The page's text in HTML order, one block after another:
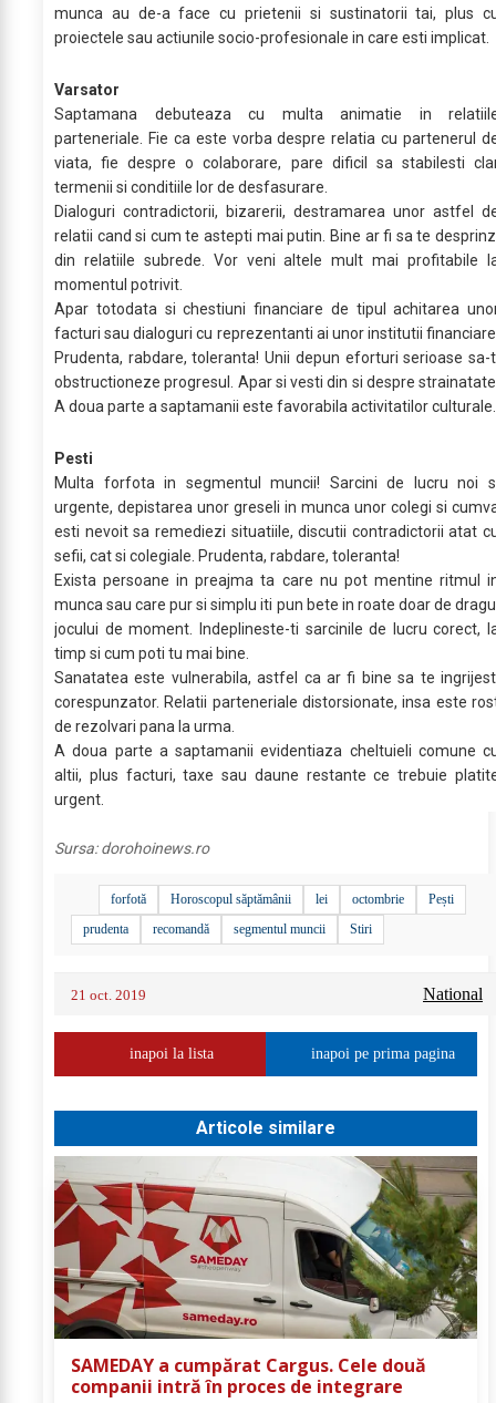
munca au de-a face cu prietenii si sustinatorii tai, plus
proiectele sau actiunile socio-profesionale in care esti implicat.
Varsator
Saptamana debuteaza cu multa animatie in
parteneriale. Fie ca este vorba despre relatia cu partenerul
viata, fie despre o colaborare, pare dificil sa stabilesti
termenii si conditiile lor de desfasurare.
Dialoguri contradictorii, bizarerii, destramarea unor astfel
relatii cand si cum te astepti mai putin. Bine ar fi sa te
din relatiile subrede. Vor veni altele mult mai profitabile
momentul potrivit.
Apar totodata si chestiuni financiare de tipul achitarea
facturi sau dialoguri cu reprezentanti ai unor institutii
Prudenta, rabdare, toleranta! Unii depun eforturi serioase sa-
obstructioneze progresul. Apar si vesti din si despre
A doua parte a saptamanii este favorabila activitatilor culturale.
Pesti
Multa forfota in segmentul muncii! Sarcini de lucru noi
urgente, depistarea unor greseli in munca unor colegi si
esti nevoit sa remediezi situatiile, discutii contradictorii atat
sefii, cat si colegiale. Prudenta, rabdare, toleranta!
Exista persoane in preajma ta care nu pot mentine ritmul
munca sau care pur si simplu iti pun bete in roate doar de
jocului de moment. Indeplineste-ti sarcinile de lucru corect,
timp si cum poti tu mai bine.
Sanatatea este vulnerabila, astfel ca ar fi bine sa te
corespunzator. Relatii parteneriale distorsionate, insa este
de rezolvari pana la urma.
A doua parte a saptamanii evidentiaza cheltuieli comune
altii, plus facturi, taxe sau daune restante ce trebuie
urgent.
Sursa:dorohoinews.ro
forfotă Horoscopul săptămânii lei octombrie
Pești
prudenta
recomandă segmentul muncii Stiri
21 oct. 2019 National
inapoi la lista inapoi pe prima pagina
Articole similare
SAMEDAY a cumpărat Cargus. Cele două
companii intră în proces de integrare